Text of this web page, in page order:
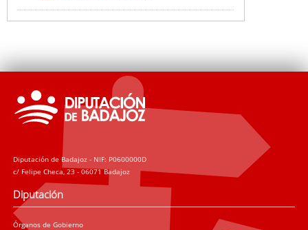
Diputación de Badajoz - NIF: P0600000D
c/ Felipe Checa, 23 - 06071 Badajoz
Diputación
Órganos de Gobierno